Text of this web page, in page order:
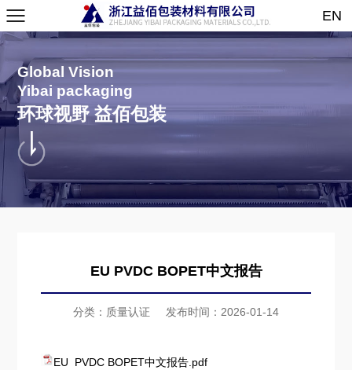
EN
Global Vision
Yibai packaging
环球视野 益佰包装
EU PVDC BOPET中文报告
分类：质量认证 发布时间：2026-01-14
EU PVDC BOPET中文报告.pdf